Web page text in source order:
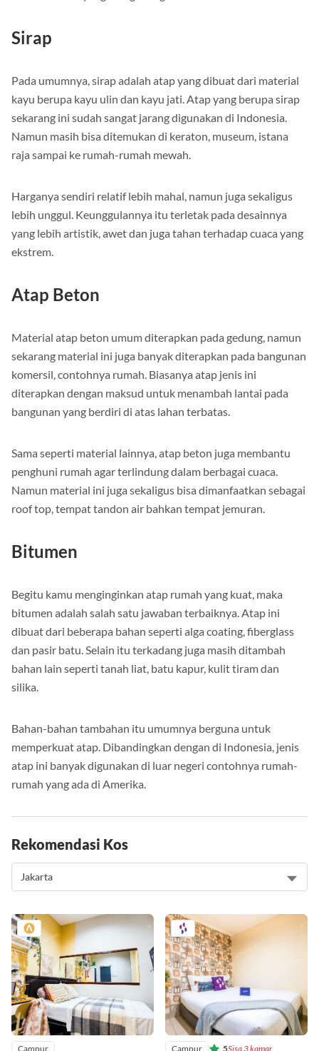
Sirap
Pada umumnya, sirap adalah atap yang dibuat dari material
kayu berupa kayu ulin dan kayu jati. Atap yang berupa sirap
sekarang ini sudah sangat jarang digunakan di Indonesia.
Namun masih bisa ditemukan di keraton, museum, istana
raja sampai ke rumah-rumah mewah.
Harganya sendiri relatif lebih mahal, namun juga sekaligus
lebih unggul. Keunggulannya itu terletak pada desainnya
yang lebih artistik, awet dan juga tahan terhadap cuaca yang
ekstrem.
Atap Beton
Material atap beton umum diterapkan pada gedung, namun
sekarang material ini juga banyak diterapkan pada bangunan
komersil, contohnya rumah. Biasanya atap jenis ini
diterapkan dengan maksud untuk menambah lantai pada
bangunan yang berdiri di atas lahan terbatas.
Sama seperti material lainnya, atap beton juga membantu
penghuni rumah agar terlindung dalam berbagai cuaca.
Namun material ini juga sekaligus bisa dimanfaatkan sebagai
roof top, tempat tandon air bahkan tempat jemuran.
Bitumen
Begitu kamu menginginkan atap rumah yang kuat, maka
bitumen adalah salah satu jawaban terbaiknya. Atap ini
dibuat dari beberapa bahan seperti alga coating, fiberglass
dan pasir batu. Selain itu terkadang juga masih ditambah
bahan lain seperti tanah liat, batu kapur, kulit tiram dan
silika.
Bahan-bahan tambahan itu umumnya berguna untuk
memperkuat atap. Dibandingkan dengan di Indonesia, jenis
atap ini banyak digunakan di luar negeri contohnya rumah-
rumah yang ada di Amerika.
Rekomendasi Kos
Campur Campur 5Sisa 3 kamar